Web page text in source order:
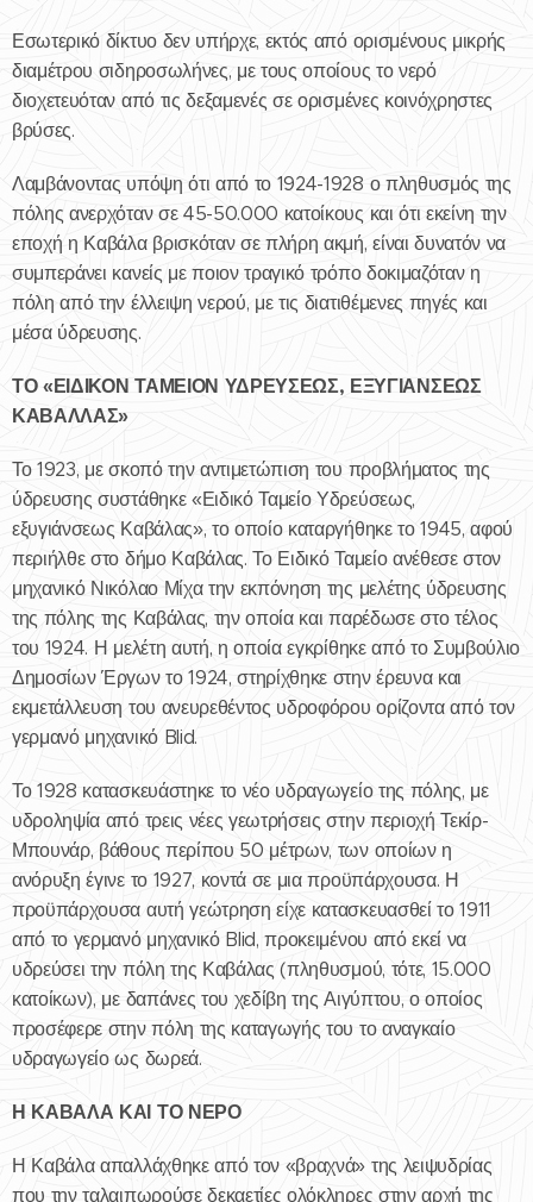
Εσωτερικό δίκτυο δεν υπήρχε, εκτός από ορισμένους μικρής
διαμέτρου σιδηροσωλήνες, με τους οποίους το νερό
διοχετευόταν από τις δεξαμενές σε ορισμένες κοινόχρηστες
βρύσες.
Λαμβάνοντας υπόψη ότι από το 1924-1928 ο πληθυσμός της
πόλης ανερχόταν σε 45-50.000 κατοίκους και ότι εκείνη την
εποχή η Καβάλα βρισκόταν σε πλήρη ακμή, είναι δυνατόν να
συμπεράνει κανείς με ποιον τραγικό τρόπο δοκιμαζόταν η
πόλη από την έλλειψη νερού, με τις διατιθέμενες πηγές και
μέσα ύδρευσης.
ΤΟ «ΕΙΔΙΚΟΝ ΤΑΜΕΙΟΝ ΥΔΡΕΥΣΕΩΣ, ΕΞΥΓΙΑΝΣΕΩΣ
ΚΑΒΑΛΛΑΣ»
Το 1923, με σκοπό την αντιμετώπιση του προβλήματος της
ύδρευσης συστάθηκε «Ειδικό Ταμείο Υδρεύσεως,
εξυγιάνσεως Καβάλας», το οποίο καταργήθηκε το 1945, αφού
περιήλθε στο δήμο Καβάλας. Το Ειδικό Ταμείο ανέθεσε στον
μηχανικό Νικόλαο Μίχα την εκπόνηση της μελέτης ύδρευσης
της πόλης της Καβάλας, την οποία και παρέδωσε στο τέλος
του 1924. Η μελέτη αυτή, η οποία εγκρίθηκε από το Συμβούλιο
Δημοσίων Έργων το 1924, στηρίχθηκε στην έρευνα και
εκμετάλλευση του ανευρεθέντος υδροφόρου ορίζοντα από τον
γερμανό μηχανικό Blid.
Το 1928 κατασκευάστηκε το νέο υδραγωγείο της πόλης, με
υδροληψία από τρεις νέες γεωτρήσεις στην περιοχή Τεκίρ-
Μπουνάρ, βάθους περίπου 50 μέτρων, των οποίων η
ανόρυξη έγινε το 1927, κοντά σε μια προϋπάρχουσα. Η
προϋπάρχουσα αυτή γεώτρηση είχε κατασκευασθεί το 1911
από το γερμανό μηχανικό Blid, προκειμένου από εκεί να
υδρεύσει την πόλη της Καβάλας (πληθυσμού, τότε, 15.000
κατοίκων), με δαπάνες του χεδίβη της Αιγύπτου, ο οποίος
προσέφερε στην πόλη της καταγωγής του το αναγκαίο
υδραγωγείο ως δωρεά.
Η ΚΑΒΑΛΑ ΚΑΙ ΤΟ ΝΕΡΟ
Η Καβάλα απαλλάχθηκε από τον «βραχνά» της λειψυδρίας
που την ταλαιπωρούσε δεκαετίες ολόκληρες στην αρχή της